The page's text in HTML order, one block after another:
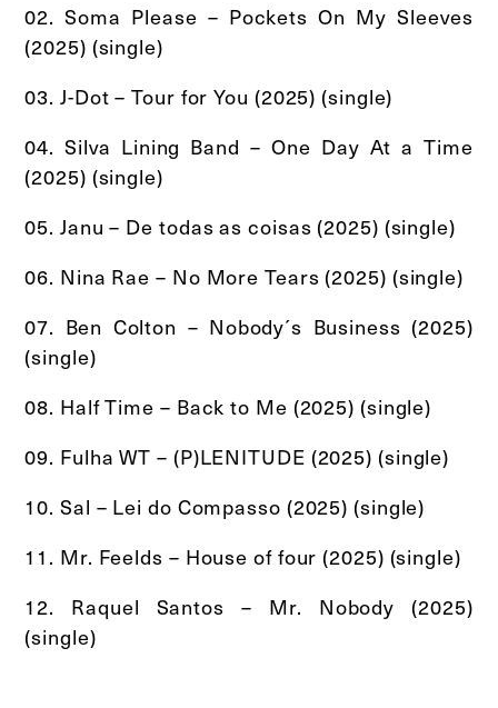
02. Soma Please – Pockets On My Sleeves
(2025) (single)
03. J-Dot – Tour for You (2025) (single)
04. Silva Lining Band – One Day At a Time
(2025) (single)
05. Janu – De todas as coisas (2025) (single)
06. Nina Rae – No More Tears (2025) (single)
07. Ben Colton – Nobody´s Business (2025)
(single)
08. Half Time – Back to Me (2025) (single)
09. Fulha WT – (P)LENITUDE (2025) (single)
10. Sal – Lei do Compasso (2025) (single)
11. Mr. Feelds – House of four (2025) (single)
12. Raquel Santos – Mr. Nobody (2025)
(single)